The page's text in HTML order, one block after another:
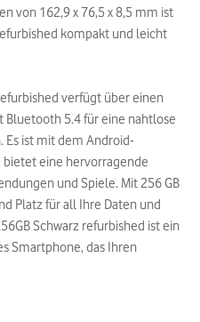
von 162,9 x 76,5 x 8,5 mm ist
kompakt und leicht
verfügt über einen
Bluetooth 5.4 für eine nahtlose
Es ist mit dem Android-
eine hervorragende
und Spiele. Mit 256 GB
Platz für all Ihre Daten und
Schwarz refurbished ist ein
Smartphone, das Ihren